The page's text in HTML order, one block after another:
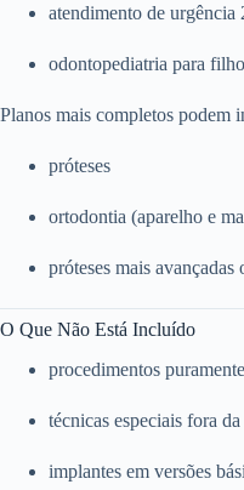
atendimento de urgência
odontopediatria para
Planos mais completos podem
próteses
ortodontia (aparelho e
próteses mais
O Que Não Está Incluído
procedimentos
técnicas especiais fora
implantes em versões